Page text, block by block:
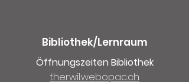
Bibliothek/Lernraum
Öffnungszeiten Bibliothek
therwil.webopac.ch